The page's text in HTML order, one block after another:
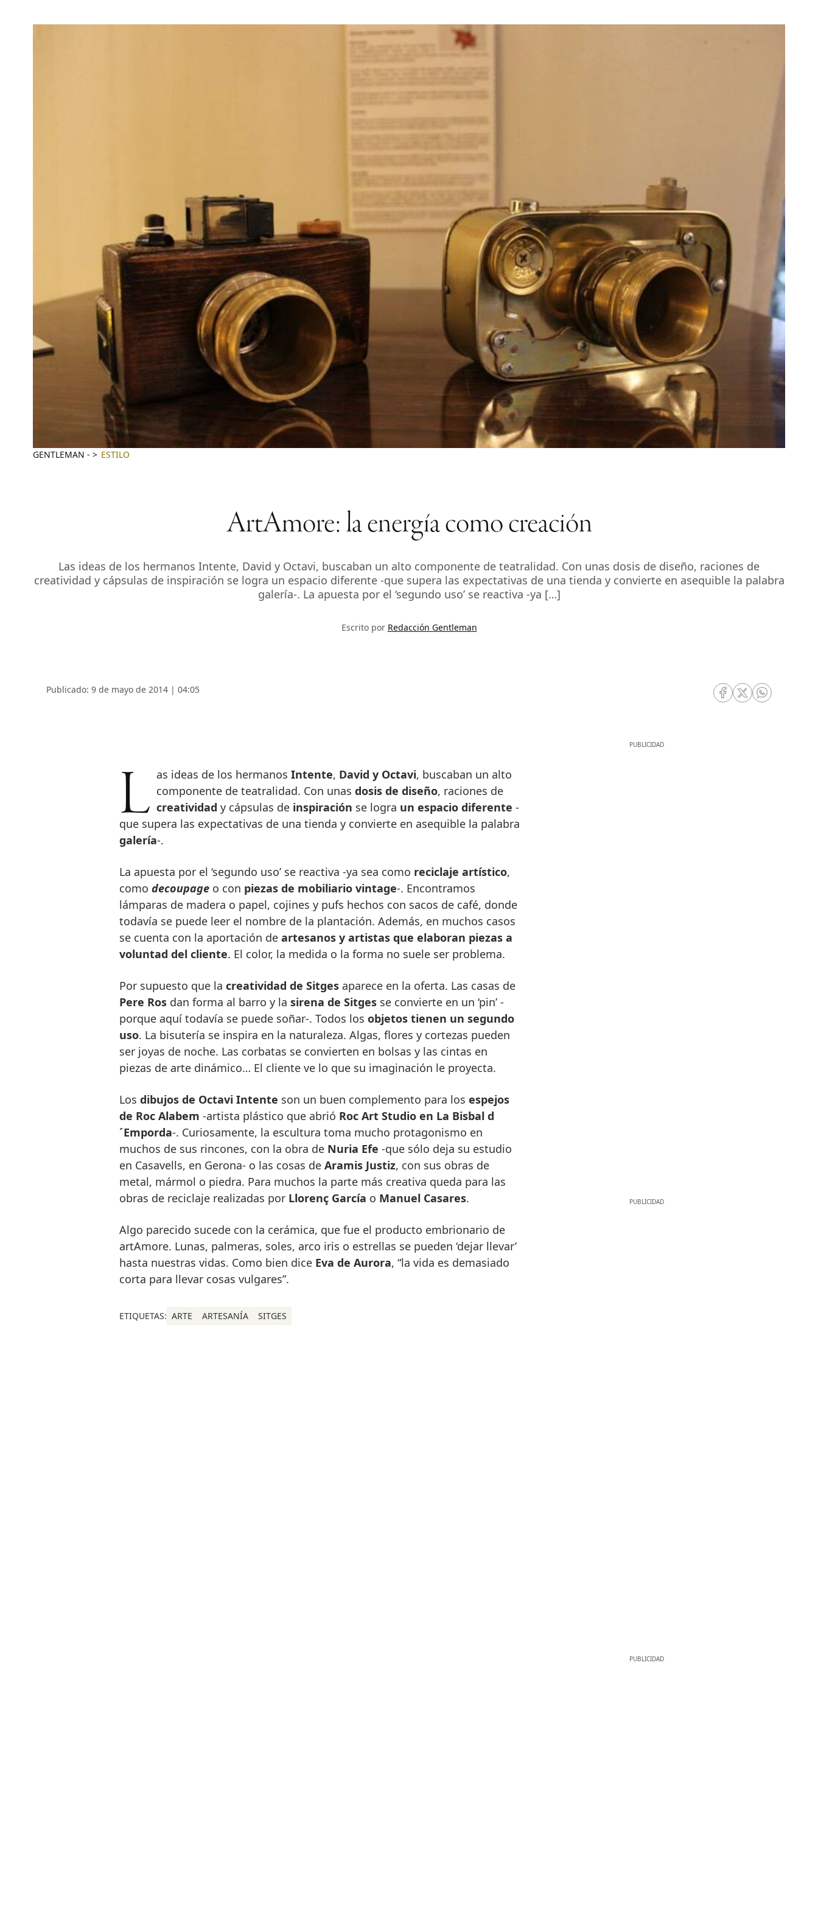
GENTLEMAN - ESTILO
ArtAmore: la energía como creación
Las ideas de los hermanos Intente, David y Octavi, buscaban un alto componente de teatralidad. Con unas dosis de diseño, raciones de
creatividad y cápsulas de inspiración se logra un espacio diferente -que supera las expectativas de una tienda y convierte en asequible la palabra
galería-. La apuesta por el ‘segundo uso’ se reactiva -ya […]
Escrito por Redacción Gentleman
Publicado: 9 de mayo de 2014 | 04:05
RRSS Facebook
RRSS Twitter
RRSS
Las ideas de los hermanos Intente, David y Octavi, buscaban un alto
componente de teatralidad. Con unas dosis de diseño, raciones de
creatividad y cápsulas de inspiración se logra un espacio diferente -
que supera las expectativas de una tienda y convierte en asequible la palabra
galería-.
La apuesta por el ‘segundo uso’ se reactiva -ya sea como reciclaje artístico,
como decoupageo con piezas de mobiliario vintage-. Encontramos
lámparas de madera o papel, cojines y pufs hechos con sacos de café, donde
todavía se puede leer el nombre de la plantación. Además, en muchos casos
se cuenta con la aportación de artesanos y artistas que elaboran piezas a
voluntad del cliente. El color, la medida o la forma no suele ser problema.
Por supuesto que la creatividad de Sitgesaparece en la oferta. Las casas de
Pere Rosdan forma al barro y la sirena de Sitgesse convierte en un ‘pin’ -
porque aquí todavía se puede soñar-. Todos los objetos tienen un segundo
uso. La bisutería se inspira en la naturaleza. Algas, flores y cortezas pueden
ser joyas de noche. Las corbatas se convierten en bolsas y las cintas en
piezas de arte dinámico… El cliente ve lo que su imaginación le proyecta.
Los dibujos de Octavi Intente son un buen complemento para los espejos
de Roc Alabem -artista plástico que abrió Roc Art Studio en La Bisbal d
´Emporda-. Curiosamente, la escultura toma mucho protagonismo en
muchos de sus rincones, con la obra de Nuria Efe -que sólo deja su estudio
en Casavells, en Gerona- o las cosas de Aramis Justiz, con sus obras de
metal, mármol o piedra. Para muchos la parte más creativa queda para las
obras de reciclaje realizadas por Llorenç García o Manuel Casares.
Algo parecido sucede con la cerámica, que fue el producto embrionario de
artAmore. Lunas, palmeras, soles, arco iris o estrellas se pueden ‘dejar llevar’
hasta nuestras vidas. Como bien dice Eva de Aurora, “la vida es demasiado
corta para llevar cosas vulgares”.
ETIQUETAS: ARTE ARTESANÍA SITGES